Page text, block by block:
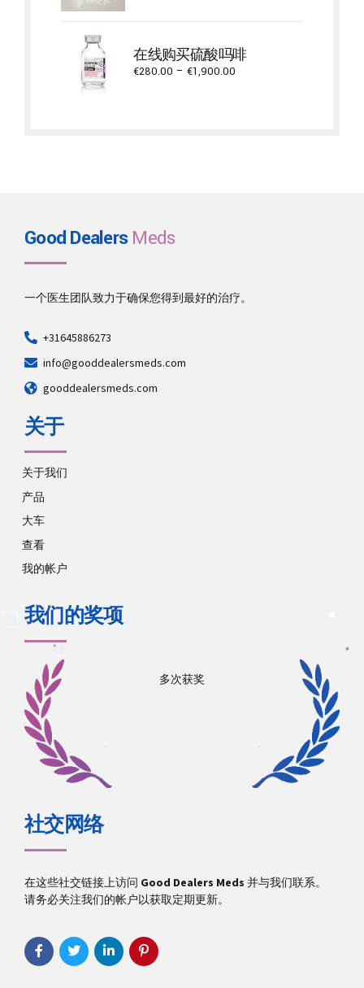
€11,700.00
在线购买硫酸吗啡
€280.00 – €1,900.00
Good DealersMeds
一个医生团队致力于确保您得到最好的治疗。
+31645886273
info@gooddealersmeds.com
gooddealersmeds.com
关于
关于我们
产品
大车
查看
我的帐户
我们的奖项
多次获奖
社交网络
在这些社交链接上访问 Good Dealers Meds 并与我们联系。
请务必关注我们的帐户以获取定期更新。